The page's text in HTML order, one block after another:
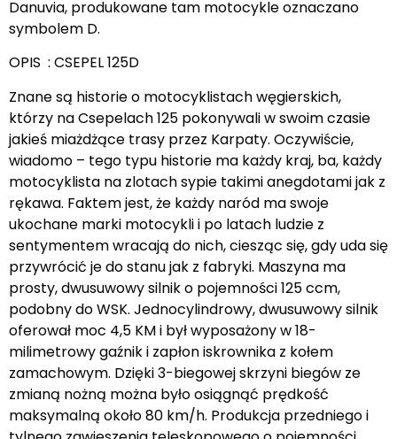
Danuvia, produkowane tam motocykle oznaczano
symbolem D.
OPIS : CSEPEL 125D
Znane są historie o motocyklistach węgierskich,
którzy na Csepelach 125 pokonywali w swoim czasie
jakieś miażdżące trasy przez Karpaty. Oczywiście,
wiadomo – tego typu historie ma każdy kraj, ba, każdy
motocyklista na zlotach sypie takimi anegdotami jak z
rękawa. Faktem jest, że każdy naród ma swoje
ukochane marki motocykli i po latach ludzie z
sentymentem wracają do nich, ciesząc się, gdy uda się
przywrócić je do stanu jak z fabryki. Maszyna ma
prosty, dwusuwowy silnik o pojemności 125 ccm,
podobny do WSK. Jednocylindrowy, dwusuwowy silnik
oferował moc 4,5 KM i był wyposażony w 18-
milimetrowy gaźnik i zapłon iskrownika z kołem
zamachowym. Dzięki 3-biegowej skrzyni biegów ze
zmianą nożną można było osiągnąć prędkość
maksymalną około 80 km/h. Produkcja przedniego i